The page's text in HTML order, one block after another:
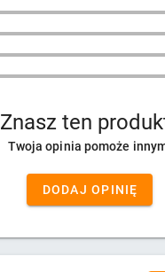
Znasz ten
Twoja opinia pomoże
DODAJ OPINIĘ